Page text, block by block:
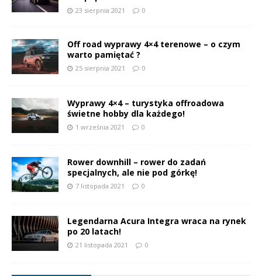
23 sierpnia 2021 0
Off road wyprawy 4×4 terenowe – o czym
warto pamiętać ?
25 sierpnia 2021 0
Wyprawy 4×4 – turystyka offroadowa
świetne hobby dla każdego!
1 września 2021 0
Rower downhill – rower do zadań
specjalnych, ale nie pod górkę!
7 listopada 2021 0
Legendarna Acura Integra wraca na rynek
po 20 latach!
21 listopada 2021 0